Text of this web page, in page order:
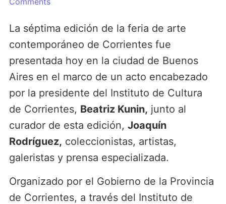
La séptima edición de la feria de arte
contemporáneo de Corrientes fue
presentada hoy en la ciudad de Buenos
Aires en el marco de un acto encabezado
por la presidente del Instituto de Cultura
de Corrientes, Beatriz Kunin, junto al
curador de esta edición, Joaquín
Rodríguez, coleccionistas, artistas,
galeristas y prensa especializada.
Organizado por el Gobierno de la Provincia
de Corrientes, a través del Instituto de